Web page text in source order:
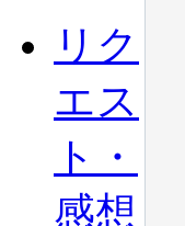
リク
エス
ト・
感想